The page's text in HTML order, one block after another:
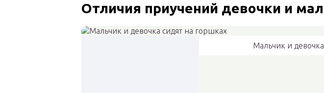
Отличия приучений девочки и
Мальчик и